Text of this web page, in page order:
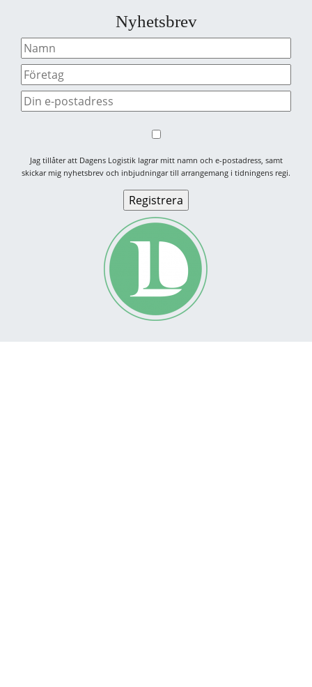
Nyhetsbrev
Jag tillåter att Dagens Logistik lagrar mitt namn och e-postadress, samt
skickar mig nyhetsbrev och inbjudningar till arrangemang i tidningens regi.